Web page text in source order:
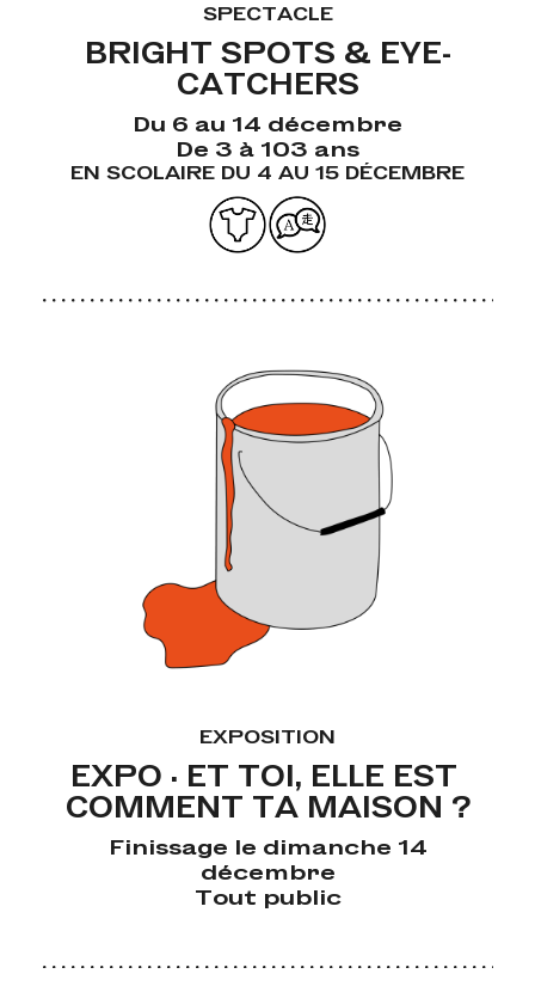
SPECTACLE
BRIGHT SPOTS & EYE-
CATCHERS
Du 6 au 14 décembre
De 3 à 103 ans
EN SCOLAIRE DU 4 AU 15 DÉCEMBRE
EXPOSITION
EXPO · ET TOI, ELLE EST
COMMENT TA MAISON ?
Finissage le dimanche 14
décembre
Tout public